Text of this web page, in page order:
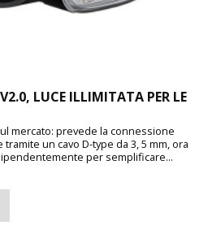
LUCE ILLIMITATA PER LE
mercato: prevede la connessione
un cavo D-type da 3, 5 mm, ora
per semplificare...